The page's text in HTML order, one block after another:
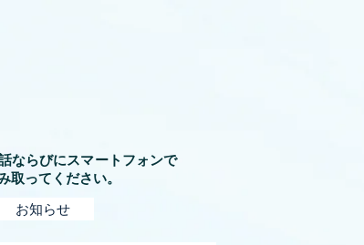
ならびにスマートフォンで
取ってください。
お知らせ